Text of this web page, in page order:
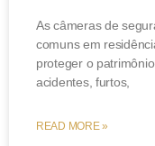
As câmeras de
comuns em
proteger o
acidentes, furtos,
READ MORE »